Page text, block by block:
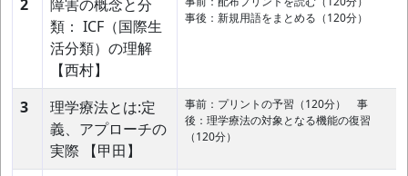
2
障害の概念と分
類： ICF（国際生
活分類）の理解
【西村】
事後：新規用語をまとめる（120分）
3
理学療法とは:定
義、アプローチの
実際 【甲田】
事前：プリントの予習（120分） 事
後：理学療法の対象となる機能の復習
（120分）